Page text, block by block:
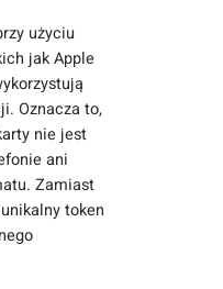
użyciu
jak Apple
Oznacza to,
nie jest
ani
Zamiast
token